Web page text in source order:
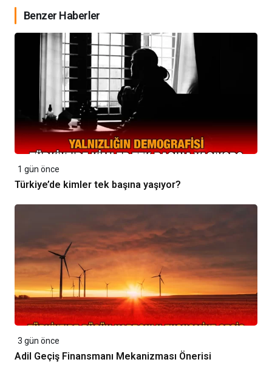
Benzer Haberler
1 gün önce
Türkiye’de kimler tek başına yaşıyor?
3 gün önce
Adil Geçiş Finansmanı Mekanizması Önerisi